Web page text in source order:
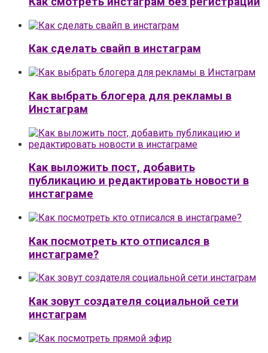
Как сделать свайп в инстаграм
Как выбрать блогера для рекламы в
Инстаграм
Как выложить пост, добавить
публикацию и редактировать новости в
инстаграме
Как посмотреть кто отписался в
инстаграме?
Как зовут создателя социальной сети
инстаграм